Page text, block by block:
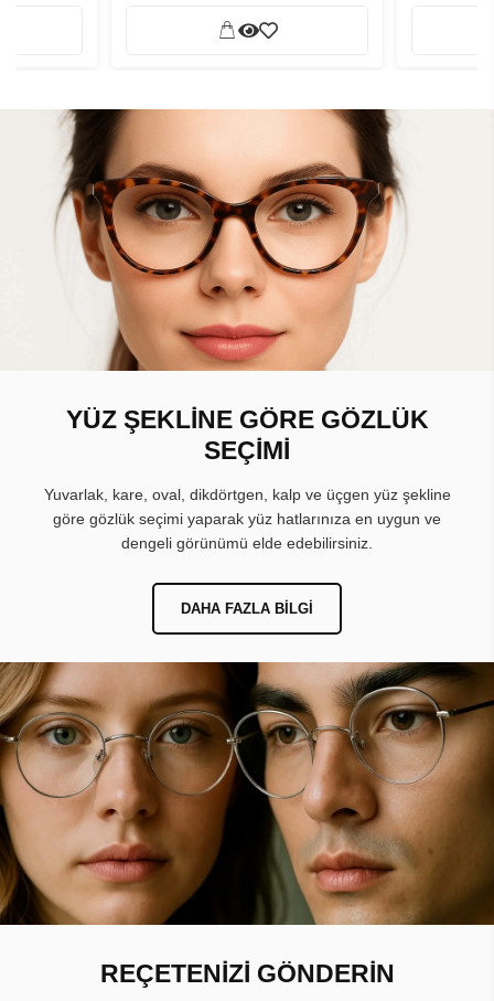
YÜZ ŞEKLİNE GÖRE GÖZLÜK
SEÇİMİ
Yuvarlak, kare, oval, dikdörtgen, kalp ve üçgen yüz şekline
göre gözlük seçimi yaparak yüz hatlarınıza en uygun ve
dengeli görünümü elde edebilirsiniz.
DAHA FAZLA BILGI
REÇETENİZİ GÖNDERİN